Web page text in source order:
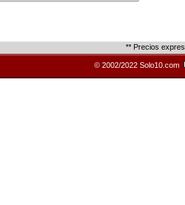
** Precios
© 2002/2022 Solo10.com